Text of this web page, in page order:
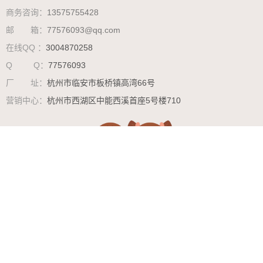
商务咨询： 13575755428
邮 箱： 77576093@qq.com
在线QQ ： 3004870258
Q Q： 77576093
厂 址： 杭州市临安市板桥镇高湾66号
营销中心： 杭州市西湖区中能西溪首座5号楼710